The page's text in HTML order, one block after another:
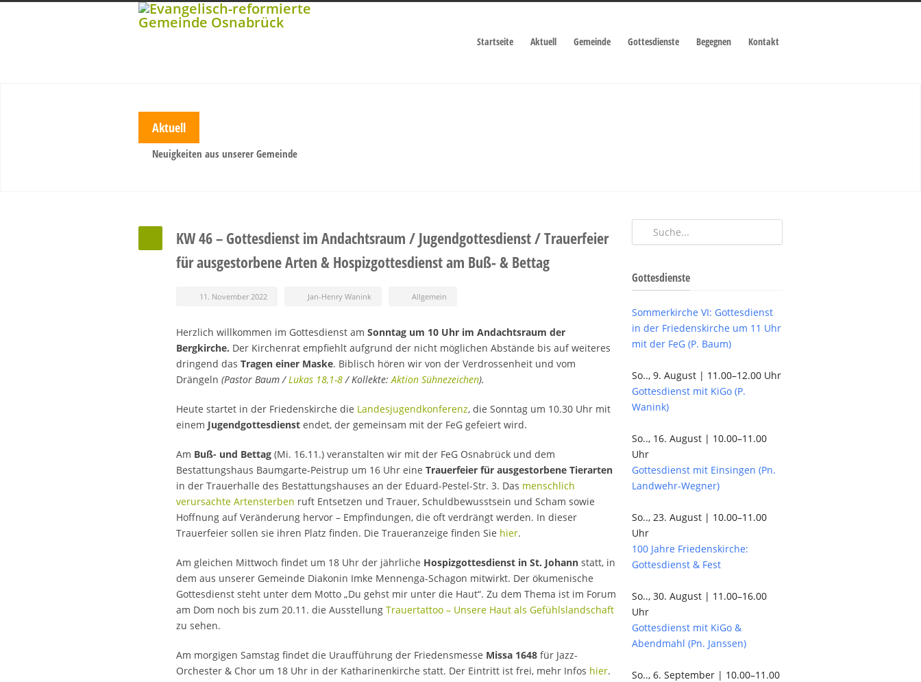
Startseite Aktuell Gemeinde Gottesdienste Begegnen Kontakt
Aktuell
Neuigkeiten aus unserer Gemeinde
KW 46 – Gottesdienst im Andachtsraum / Jugendgottesdienst / Trauerfeier
für ausgestorbene Arten & Hospizgottesdienst am Buß- & Bettag
11. November 2022 Jan-Henry Wanink Allgemein
Herzlich willkommen im Gottesdienst am Sonntag um 10 Uhr im Andachtsraum der
Bergkirche. Der Kirchenrat empfiehlt aufgrund der nicht möglichen Abstände bis auf weiteres
dringend das Tragen einer Maske. Biblisch hören wir von der Verdrossenheit und vom
Drängeln (Pastor Baum /Lukas 18,1-8/ Kollekte:Aktion Sühnezeichen).
Heute startet in der Friedenskirche die Landesjugendkonferenz, die Sonntag um 10.30 Uhr mit
einem Jugendgottesdienst endet, der gemeinsam mit der FeG gefeiert wird.
Am Buß- und Bettag (Mi. 16.11.) veranstalten wir mit der FeG Osnabrück und dem
Bestattungshaus Baumgarte-Peistrup um 16 Uhr eine Trauerfeier für ausgestorbene Tierarten
in der Trauerhalle des Bestattungshauses an der Eduard-Pestel-Str. 3. Das menschlich
verursachte Artensterben ruft Entsetzen und Trauer, Schuldbewusstsein und Scham sowie
Hoffnung auf Veränderung hervor – Empfindungen, die oft verdrängt werden. In dieser
Trauerfeier sollen sie ihren Platz finden. Die Traueranzeige finden Sie hier.
Am gleichen Mittwoch findet um 18 Uhr der jährliche Hospizgottesdienst in St. Johann statt, in
dem aus unserer Gemeinde Diakonin Imke Mennenga-Schagon mitwirkt. Der ökumenische
Gottesdienst steht unter dem Motto „Du gehst mir unter die Haut“. Zu dem Thema ist im Forum
am Dom noch bis zum 20.11. die Ausstellung Trauertattoo – Unsere Haut als Gefühlslandschaft
zu sehen.
Am morgigen Samstag findet die Uraufführung der Friedensmesse Missa 1648 für Jazz-
Orchester & Chor um 18 Uhr in der Katharinenkirche statt. Der Eintritt ist frei, mehr Infos hier.
Gottesdienste
Sommerkirche VI: Gottesdienst
in der Friedenskirche um 11 Uhr
mit der FeG (P. Baum)
So.., 9. August | 11.00–12.00 Uhr
Gottesdienst mit KiGo (P.
Wanink)
So.., 16. August | 10.00–11.00
Uhr
Gottesdienst mit Einsingen (Pn.
Landwehr-Wegner)
So.., 23. August | 10.00–11.00
Uhr
100 Jahre Friedenskirche:
Gottesdienst & Fest
So.., 30. August | 11.00–16.00
Uhr
Gottesdienst mit KiGo &
Abendmahl (Pn. Janssen)
So.., 6. September | 10.00–11.00